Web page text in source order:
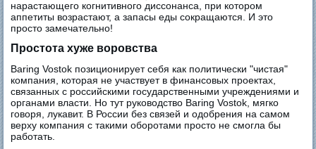
нарастающего когнитивного диссонанса, при котором
аппетиты возрастают, а запасы еды сокращаются. И это
просто замечательно!
Простота хуже воровства
Baring Vostok позиционирует себя как политически "чистая"
компания, которая не участвует в финансовых проектах,
связанных с российскими государственными учреждениями и
органами власти. Но тут руководство Baring Vostok, мягко
говоря, лукавит. В России без связей и одобрения на самом
верху компания с такими оборотами просто не смогла бы
работать.